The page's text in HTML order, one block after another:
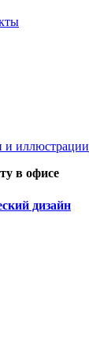
и иллюстрации
в офисе
дизайн